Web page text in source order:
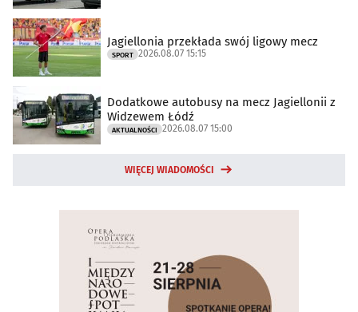
Jagiellonia przekłada swój ligowy mecz
SPORT 2026.08.07 15:15
Dodatkowe autobusy na mecz Jagiellonii z
Widzewem Łódź
AKTUALNOŚCI 2026.08.07 15:00
WIĘCEJ WIADOMOŚCI